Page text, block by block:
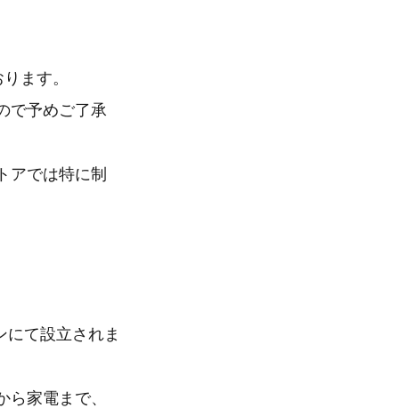
ます。
で予めご了承
アでは特に制
て設立されま
家電まで、